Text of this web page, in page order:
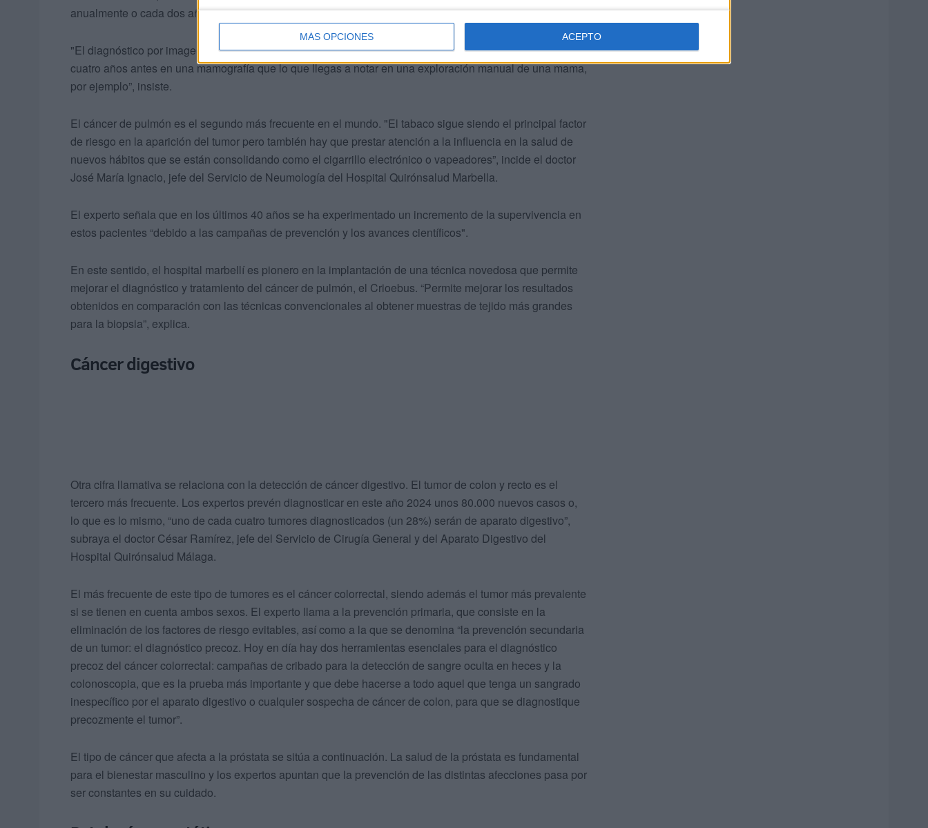
MÁS OPCIONES ACEPTO
anualmente o cada dos años, como máximo, a partir de los 40 años”.
"El diagnóstico por imagen adelanta al diagnóstico clínico en años al haber signos que se detectan hasta
cuatro años antes en una mamografía que lo que llegas a notar en una exploración manual de una mama,
por ejemplo”, insiste.
El cáncer de pulmón es el segundo más frecuente en el mundo. "El tabaco sigue siendo el principal factor
de riesgo en la aparición del tumor pero también hay que prestar atención a la influencia en la salud de
nuevos hábitos que se están consolidando como el cigarrillo electrónico o vapeadores”, incide el doctor
José María Ignacio, jefe del Servicio de Neumología del Hospital Quirónsalud Marbella.
El experto señala que en los últimos 40 años se ha experimentado un incremento de la supervivencia en
estos pacientes “debido a las campañas de prevención y los avances científicos".
En este sentido, el hospital marbellí es pionero en la implantación de una técnica novedosa que permite
mejorar el diagnóstico y tratamiento del cáncer de pulmón, el Crioebus. “Permite mejorar los resultados
obtenidos en comparación con las técnicas convencionales al obtener muestras de tejido más grandes
para la biopsia”, explica.
Cáncer digestivo
Otra cifra llamativa se relaciona con la detección de cáncer digestivo. El tumor de colon y recto es el
tercero más frecuente. Los expertos prevén diagnosticar en este año 2024 unos 80.000 nuevos casos o,
lo que es lo mismo, “uno de cada cuatro tumores diagnosticados (un 28%) serán de aparato digestivo”,
subraya el doctor César Ramírez, jefe del Servicio de Cirugía General y del Aparato Digestivo del
Hospital Quirónsalud Málaga.
El más frecuente de este tipo de tumores es el cáncer colorrectal, siendo además el tumor más prevalente
si se tienen en cuenta ambos sexos. El experto llama a la prevención primaria, que consiste en la
eliminación de los factores de riesgo evitables, así como a la que se denomina “la prevención secundaria
de un tumor: el diagnóstico precoz. Hoy en día hay dos herramientas esenciales para el diagnóstico
precoz del cáncer colorrectal: campañas de cribado para la detección de sangre oculta en heces y la
colonoscopia, que es la prueba más importante y que debe hacerse a todo aquel que tenga un sangrado
inespecífico por el aparato digestivo o cualquier sospecha de cáncer de colon, para que se diagnostique
precozmente el tumor”.
El tipo de cáncer que afecta a la próstata se sitúa a continuación. La salud de la próstata es fundamental
para el bienestar masculino y los expertos apuntan que la prevención de las distintas afecciones pasa por
ser constantes en su cuidado.